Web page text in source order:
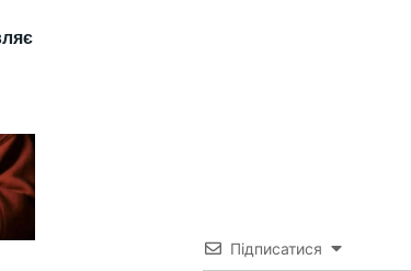
Підписатися